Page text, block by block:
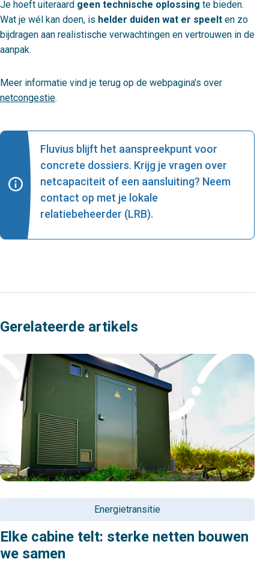
Je hoeft uiteraard geen technische oplossing te bieden.
Wat je wél kan doen, is helder duiden wat er speelt en zo
bijdragen aan realistische verwachtingen en vertrouwen in de
aanpak.
Meer informatie vind je terug op de webpagina’s over
netcongestie.
Fluvius blijft het aanspreekpunt voor
concrete dossiers. Krijg je vragen over
netcapaciteit of een aansluiting? Neem
contact op met je lokale
relatiebeheerder (LRB).
Gerelateerde artikels
Energietransitie
Elke cabine telt: sterke netten bouwen
we samen